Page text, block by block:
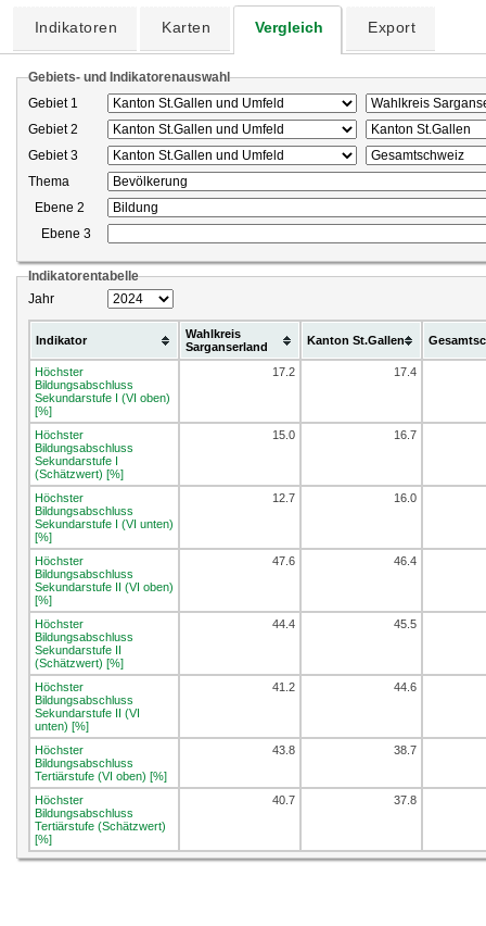
Indikatoren Karten Vergleich Export
Gebiets- und Indikatorenauswahl
Gebiet 1
Gebiet 2
Gebiet 3
Thema
Ebene 2
Ebene 3
Indikatorentabelle
Jahr
Indikator
Wahlkreis
Sarganserland
Kanton St.Gallen
Höchster
Bildungsabschluss
Sekundarstufe I (VI oben)
[%]
17.2 17.4
Höchster
Bildungsabschluss
Sekundarstufe I
(Schätzwert) [%]
15.0 16.7
Höchster
Bildungsabschluss
Sekundarstufe I (VI unten)
[%]
12.7 16.0
Höchster
Bildungsabschluss
Sekundarstufe II (VI oben)
[%]
47.6 46.4
Höchster
Bildungsabschluss
Sekundarstufe II
(Schätzwert) [%]
44.4 45.5
Höchster
Bildungsabschluss
Sekundarstufe II (VI
unten) [%]
41.2 44.6
Höchster
Bildungsabschluss
Tertiärstufe (VI oben) [%]
43.8 38.7
Höchster
Bildungsabschluss
Tertiärstufe (Schätzwert)
[%]
40.7 37.8
Höchster
37.5 36.9